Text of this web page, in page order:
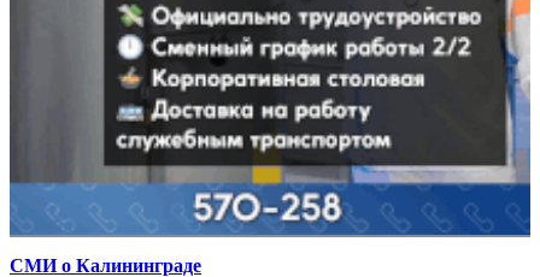
СМИ о Калининграде